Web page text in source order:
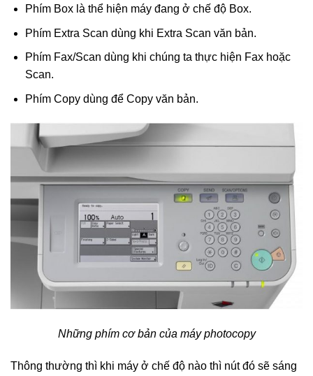
Phím Box là thể hiện máy đang ở chế độ Box.
Phím Extra Scan dùng khi Extra Scan văn bản.
Phím Fax/Scan dùng khi chúng ta thực hiện Fax hoặc
Scan.
Phím Copy dùng để Copy văn bản.
Những phím cơ bản của máy photocopy
Thông thường thì khi máy ở chế độ nào thì nút đó sẽ sáng